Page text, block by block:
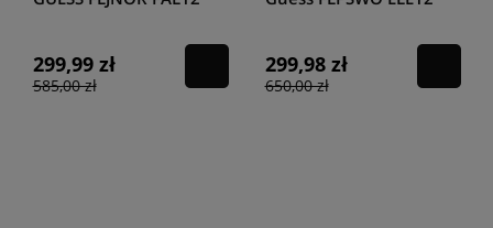
299,99 zł
585,00 zł
299,98 zł
650,00 zł